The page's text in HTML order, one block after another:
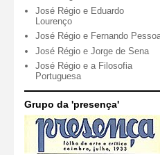
José Régio e Eduardo
Lourenço
José Régio e Fernando
José Régio e Jorge de Sena
José Régio e a Filosofia
Portuguesa
Grupo da 'presença'